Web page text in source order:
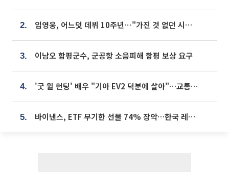
2. 임영웅, 어느덧 데뷔 10주년⋯"가진 것 없던 시절, 내 앞엔 20명의 팬뿐"
3. 이남오 함평군수, 군공항 소음피해 함평 보상 요구
4. '굿 윌 헌팅' 배우 "기아 EV2 덕분에 살아"…교통사고 후 안전성 극찬
5. 바이낸스, ETF 무기한 선물 74% 장악…한국 레버리지 ETF 거래 급증 [e가상자산]